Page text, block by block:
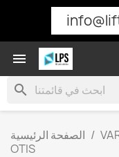

search
الصفحة الرئيسية
OTIS